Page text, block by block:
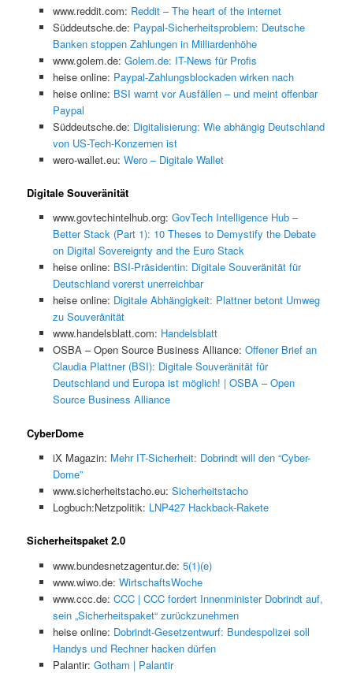
www.reddit.com: Reddit – The heart of the internet
Süddeutsche.de: Paypal-Sicherheitsproblem: Deutsche
Banken stoppen Zahlungen in Milliardenhöhe
www.golem.de: Golem.de: IT-News für Profis
heise online: Paypal-Zahlungsblockaden wirken nach
heise online: BSI warnt vor Ausfällen – und meint offenbar
Paypal
Süddeutsche.de: Digitalisierung: Wie abhängig Deutschland
von US-Tech-Konzernen ist
wero-wallet.eu: Wero – Digitale Wallet
Digitale Souveränität
www.govtechintelhub.org: GovTech Intelligence Hub –
Better Stack (Part 1): 10 Theses to Demystify the Debate
on Digital Sovereignty and the Euro Stack
heise online: BSI-Präsidentin: Digitale Souveränität für
Deutschland vorerst unerreichbar
heise online: Digitale Abhängigkeit: Plattner betont Umweg
zu Souveränität
www.handelsblatt.com: Handelsblatt
OSBA – Open Source Business Alliance: Offener Brief an
Claudia Plattner (BSI): Digitale Souveränität für
Deutschland und Europa ist möglich! | OSBA – Open
Source Business Alliance
CyberDome
iX Magazin: Mehr IT-Sicherheit: Dobrindt will den “Cyber-
Dome”
www.sicherheitstacho.eu: Sicherheitstacho
Logbuch:Netzpolitik: LNP427 Hackback-Rakete
Sicherheitspaket 2.0
www.bundesnetzagentur.de: 5(1)(e)
www.wiwo.de: WirtschaftsWoche
www.ccc.de: CCC | CCC fordert Innenminister Dobrindt auf,
sein „Sicherheitspaket“ zurückzunehmen
heise online: Dobrindt-Gesetzentwurf: Bundespolizei soll
Handys und Rechner hacken dürfen
Palantir: Gotham | Palantir